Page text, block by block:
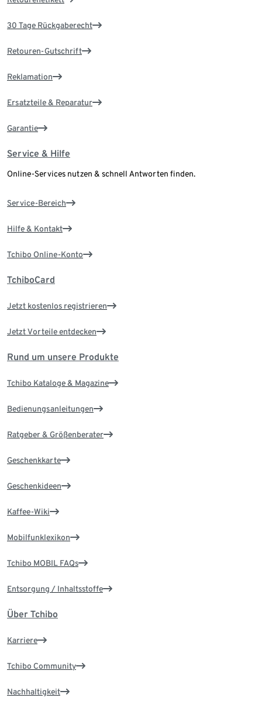
30 Tage Rückgaberecht
Retouren-Gutschrift
Reklamation
Ersatzteile & Reparatur
Garantie
Service & Hilfe
Online-Services nutzen & schnell Antworten finden.
Service-Bereich
Hilfe & Kontakt
Tchibo Online-Konto
TchiboCard
Jetzt kostenlos registrieren
Jetzt Vorteile entdecken
Rund um unsere Produkte
Tchibo Kataloge & Magazine
Bedienungsanleitungen
Ratgeber & Größenberater
Geschenkkarte
Geschenkideen
Kaffee-Wiki
Mobilfunklexikon
Tchibo MOBIL FAQs
Entsorgung / Inhaltsstoffe
Über Tchibo
Karriere
Tchibo Community
Nachhaltigkeit